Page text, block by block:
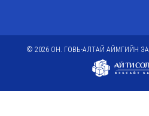
© 2026 ОН. ГОВЬ-АЛТАЙ АЙМГИЙН